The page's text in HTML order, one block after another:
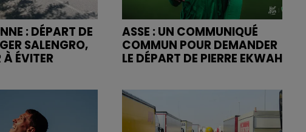
: DÉPART DE
SALENGRO,
À ÉVITER
ASSE : UN COMMUNIQUÉ
COMMUN POUR DEMANDER
LE DÉPART DE PIERRE EKWAH